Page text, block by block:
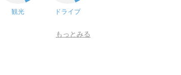
観光 ドライブ
もっとみる